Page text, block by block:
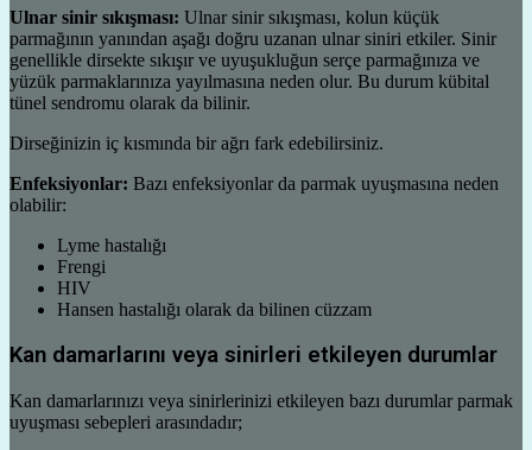
Ulnar sinir sıkışması: Ulnar sinir sıkışması, kolun küçük
parmağının yanından aşağı doğru uzanan ulnar siniri etkiler. Sinir
genellikle dirsekte sıkışır ve uyuşukluğun serçe parmağınıza ve
yüzük parmaklarınıza yayılmasına neden olur. Bu durum kübital
tünel sendromu olarak da bilinir.
Dirseğinizin iç kısmında bir ağrı fark edebilirsiniz.
Enfeksiyonlar: Bazı enfeksiyonlar da parmak uyuşmasına neden
olabilir:
Lyme hastalığı
Frengi
HIV
Hansen hastalığı olarak da bilinen cüzzam
Kan damarlarını veya sinirleri etkileyen durumlar
Kan damarlarınızı veya sinirlerinizi etkileyen bazı durumlar parmak
uyuşması sebepleri arasındadır;